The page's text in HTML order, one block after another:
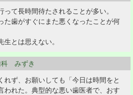
て長時間待たされることが多い。
た歯がすぐにまた悪くなったことが何
とは思えない。
みずき
れず、お願いしても「今日は時間をと
われた。典型的な悪い歯医者で、おす